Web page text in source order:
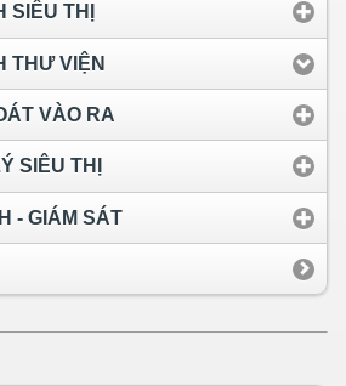
SIÊU THỊ
THƯ VIỆN
VÀO RA
SIÊU THỊ
- GIÁM SÁT